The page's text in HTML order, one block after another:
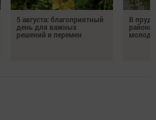
5 августа: благоприятный
день для важных
решений и перемен
В
района